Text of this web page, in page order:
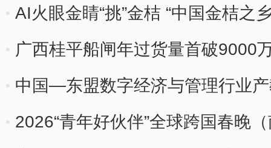
AI火眼金睛“挑”金桔 “中国金桔之
广西桂平船闸年过货量首破9000
中国—东盟数字经济与管理行业
2026“青年好伙伴”全球跨国春晚